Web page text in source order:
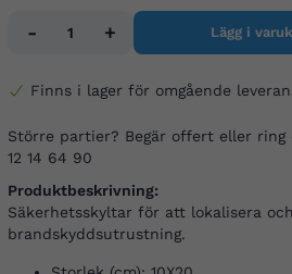
- + Lägg i
Finns i lager för omgående
Större partier? Begär offert eller ring
12 14 64 90
Produktbeskrivning:
Säkerhetsskyltar för att lokalisera
brandskyddsutrustning.